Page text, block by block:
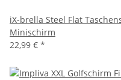
iX-brella Steel Flat
Minischirm
22,99 € *